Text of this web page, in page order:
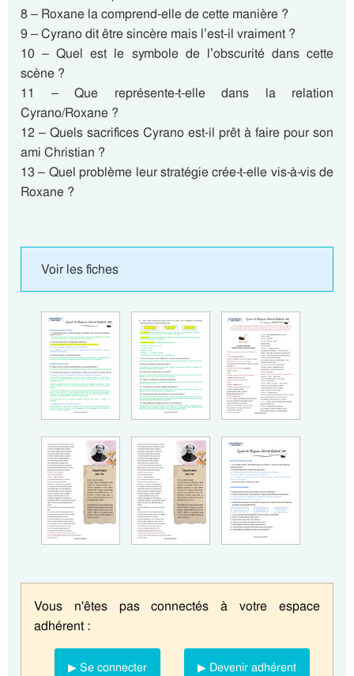
8 – Roxane la comprend-elle de cette manière ?
9 – Cyrano dit être sincère mais l’est-il vraiment ?
10 – Quel est le symbole de l’obscurité dans cette
scène ?
11 – Que représente-t-elle dans la relation
Cyrano/Roxane ?
12 – Quels sacrifices Cyrano est-il prêt à faire pour son
ami Christian ?
13 – Quel problème leur stratégie crée-t-elle vis-à-vis de
Roxane ?
Voir les fiches
Vous n'êtes pas connectés à votre espace
adhérent :
▶ Se connecter ▶ Devenir adhérent